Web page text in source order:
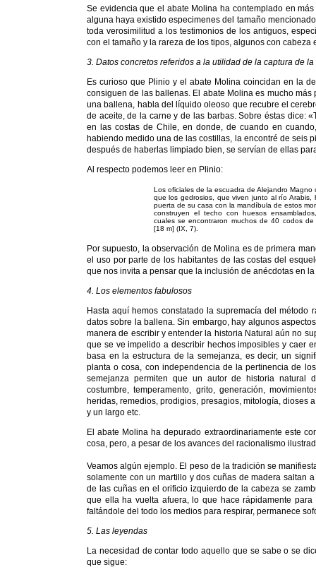
Se evidencia que el abate Molina ha contemplado en
alguna haya existido especimenes del tamaño
toda verosimilitud a los testimonios de los antiguos,
con el tamaño y la rareza de los tipos, algunos con cabeza
3. Datos concretos referidos a la utilidad de la captura de
Es curioso que Plinio y el abate Molina coincidan en la
consiguen de las ballenas. El abate Molina es mucho
una ballena, habla del líquido oleoso que recubre el
de aceite, de la carne y de las barbas. Sobre éstas dice:
en las costas de Chile, en donde, de cuando en
habiendo medido una de las costillas, la encontré de seis
después de haberlas limpiado bien, se servían de ellas
Al respecto podemos leer en Plinio:
Los oficiales de la escuadra de Alejandro Magno
que los gedrosios, que viven junto al río Arabis,
puerta de su casa con la mandíbula de estos
construyen el techo con huesos
cuales se encontraron muchos de 40 codos de
[18 m] (IX, 7).
Por supuesto, la observación de Molina es de primera
el uso por parte de los habitantes de las costas del
que nos invita a pensar que la inclusión de anécdotas en
4. Los elementos fabulosos
Hasta aquí hemos constatado la supremacía del
datos sobre la ballena. Sin embargo, hay algunos
manera de escribir y entender la historia Natural aún no
que se ve impelido a describir hechos imposibles y caer
basa en la estructura de la semejanza, es decir, un
planta o cosa, con independencia de la pertinencia de
semejanza permiten que un autor de historia natural
costumbre, temperamento, grito, generación,
heridas, remedios, prodigios, presagios, mitología, dioses
y un largo etc.
El abate Molina ha depurado extraordinariamente este
cosa, pero, a pesar de los avances del racionalismo
Veamos algún ejemplo. El peso de la tradición se
solamente con un martillo y dos cuñas de madera saltan
de las cuñas en el orificio izquierdo de la cabeza se
que ella ha vuelta afuera, lo que hace rápidamente
faltándole del todo los medios para respirar, permanece
5. Las leyendas
La necesidad de contar todo aquello que se sabe o se
que sigue: